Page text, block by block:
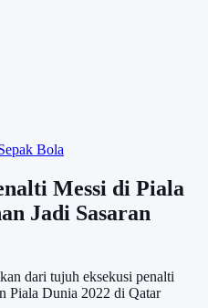
Bola
Messi di Piala
Jadi Sasaran
dari tujuh eksekusi penalti
Piala Dunia 2022 di Qatar